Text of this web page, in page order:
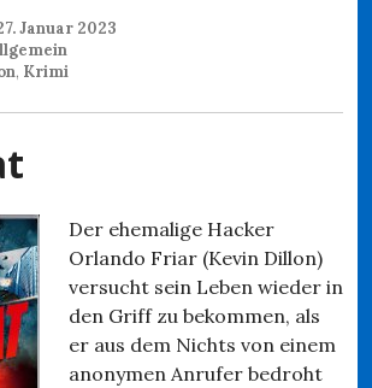
Januar 2023
, Krimi
Der ehemalige Hacker
Orlando Friar (Kevin Dillon)
versucht sein Leben wieder in
den Griff zu bekommen, als
er aus dem Nichts von einem
anonymen Anrufer bedroht